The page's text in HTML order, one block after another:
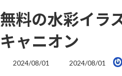
無料の水彩イラ
キャニオン
2024/08/01
最
2024/08/01